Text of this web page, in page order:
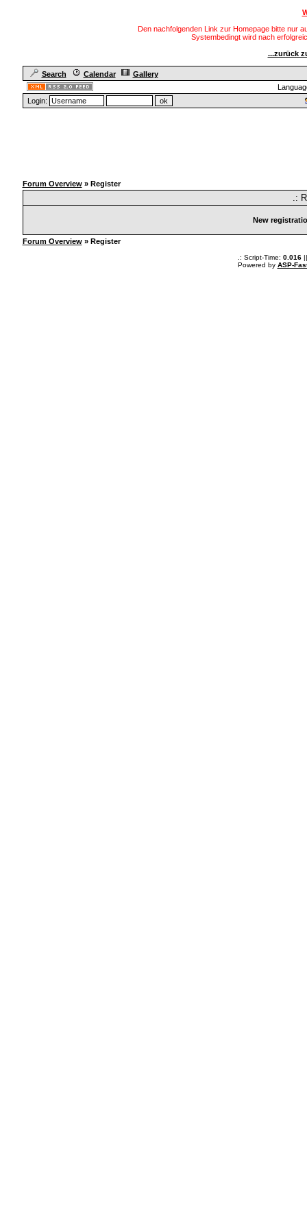
Den nachfolgenden Link zur Homepage bitte nur
Systembedingt wird nach
...zurück
Search Calendar
Gallery
Login:
Forum Overview» Register
.:
New
Forum Overview» Register
.: Script-Time: 0.016||
Powered by ASP-